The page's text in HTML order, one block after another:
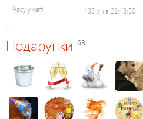
Часу у чаті: 433 днів 21:43:50
Подарунки 68